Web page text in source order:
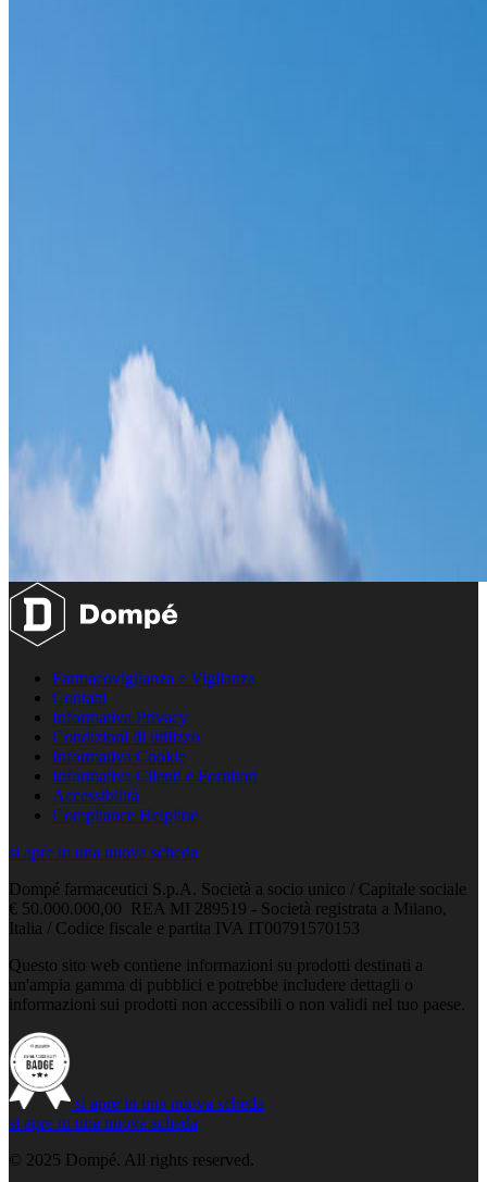
Farmacovigilanza e Vigilanza
Contatti
Informativa Privacy
Condizioni di utilizzo
Informativa Cookie
Informativa Clienti e Fornitori
Accessibilità
Compliance Helpline
si apre in una nuova scheda
Dompé farmaceutici S.p.A. Società a socio unico / Capitale sociale
€ 50.000.000,00 REA MI 289519 - Società registrata a Milano,
Italia / Codice fiscale e partita IVA IT00791570153
Questo sito web contiene informazioni su prodotti destinati a
un'ampia gamma di pubblici e potrebbe includere dettagli o
informazioni sui prodotti non accessibili o non validi nel tuo paese.
si apre in una nuova scheda
si apre in una nuova scheda
© 2025 Dompé. All rights reserved.